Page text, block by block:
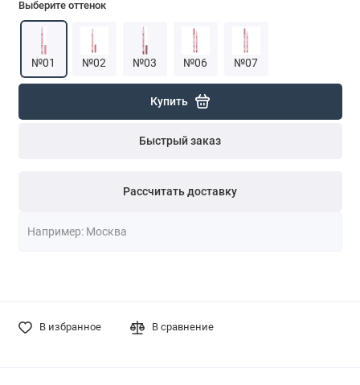
Выберите оттенок
№01 №02 №03 №06 №07
Купить
Быстрый заказ
Рассчитать доставку
В избранное В сравнение